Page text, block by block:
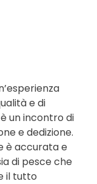
e di
un incontro di
e dedizione.
è accurata e
di pesce che
il tutto